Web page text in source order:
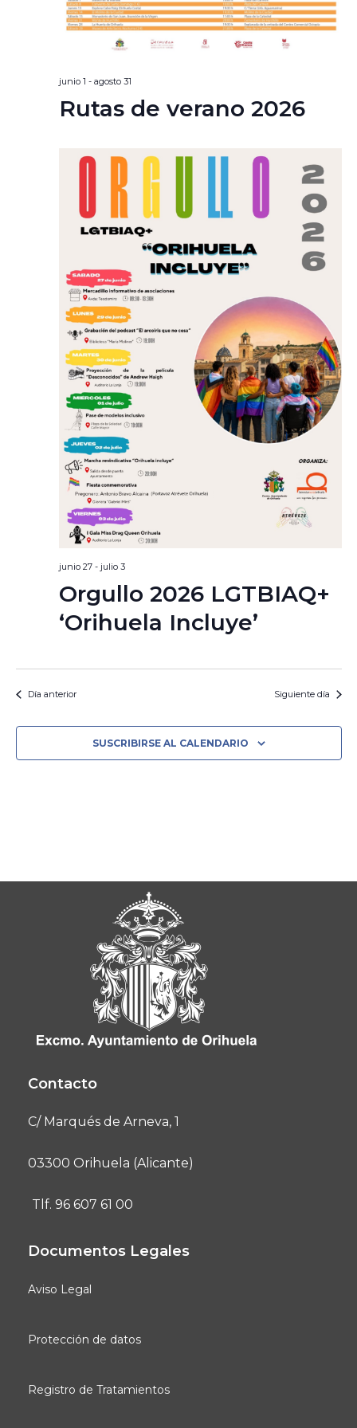
junio 1 - agosto 31
Rutas de verano 2026
junio 27- julio 3
Orgullo 2026 LGTBIAQ+
‘Orihuela Incluye’
Día anterior Siguiente día
SUSCRIBIRSE AL CALENDARIO
Contacto
C/ Marqués de Arneva, 1
03300 Orihuela (Alicante)
Tlf. 96 607 61 00
Documentos Legales
Aviso Legal
Protección de datos
Registro de Tratamientos